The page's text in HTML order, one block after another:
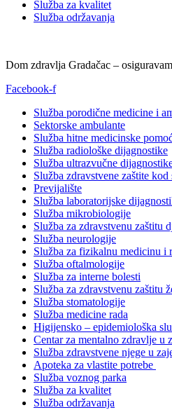
Služba za kvalitet
Služba održavanja
Dom zdravlja Gradačac –
Facebook-f
Služba porodične medicine i
Sektorske ambulante
Služba hitne medicinske
Služba radiološke dijagnostike
Služba ultrazvučne
Služba zdravstvene zaštite
Previjalište
Služba laboratorijske
Služba mikrobiologije
Služba za zdravstvenu zaštitu
Služba neurologije
Služba za fizikalnu medicinu i
Služba oftalmologije
Služba za interne bolesti
Služba za zdravstvenu zaštitu
Služba stomatologije
Služba medicine rada
Higijensko – epidemiološka
Centar za mentalno zdravlje u
Služba zdravstvene njege u
Apoteka za vlastite potrebe
Služba voznog parka
Služba za kvalitet
Služba održavanja